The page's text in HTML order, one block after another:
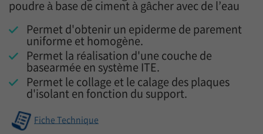
poudre à base de ciment à gâcher avec de l’eau
Permet d'obtenir un epiderme de parement
uniforme et homogène.
Permet la réalisation d'une couche de
basearmée en système ITE.
Permet le collage et le calage des plaques
d'isolant en fonction du support.
Fiche Technique